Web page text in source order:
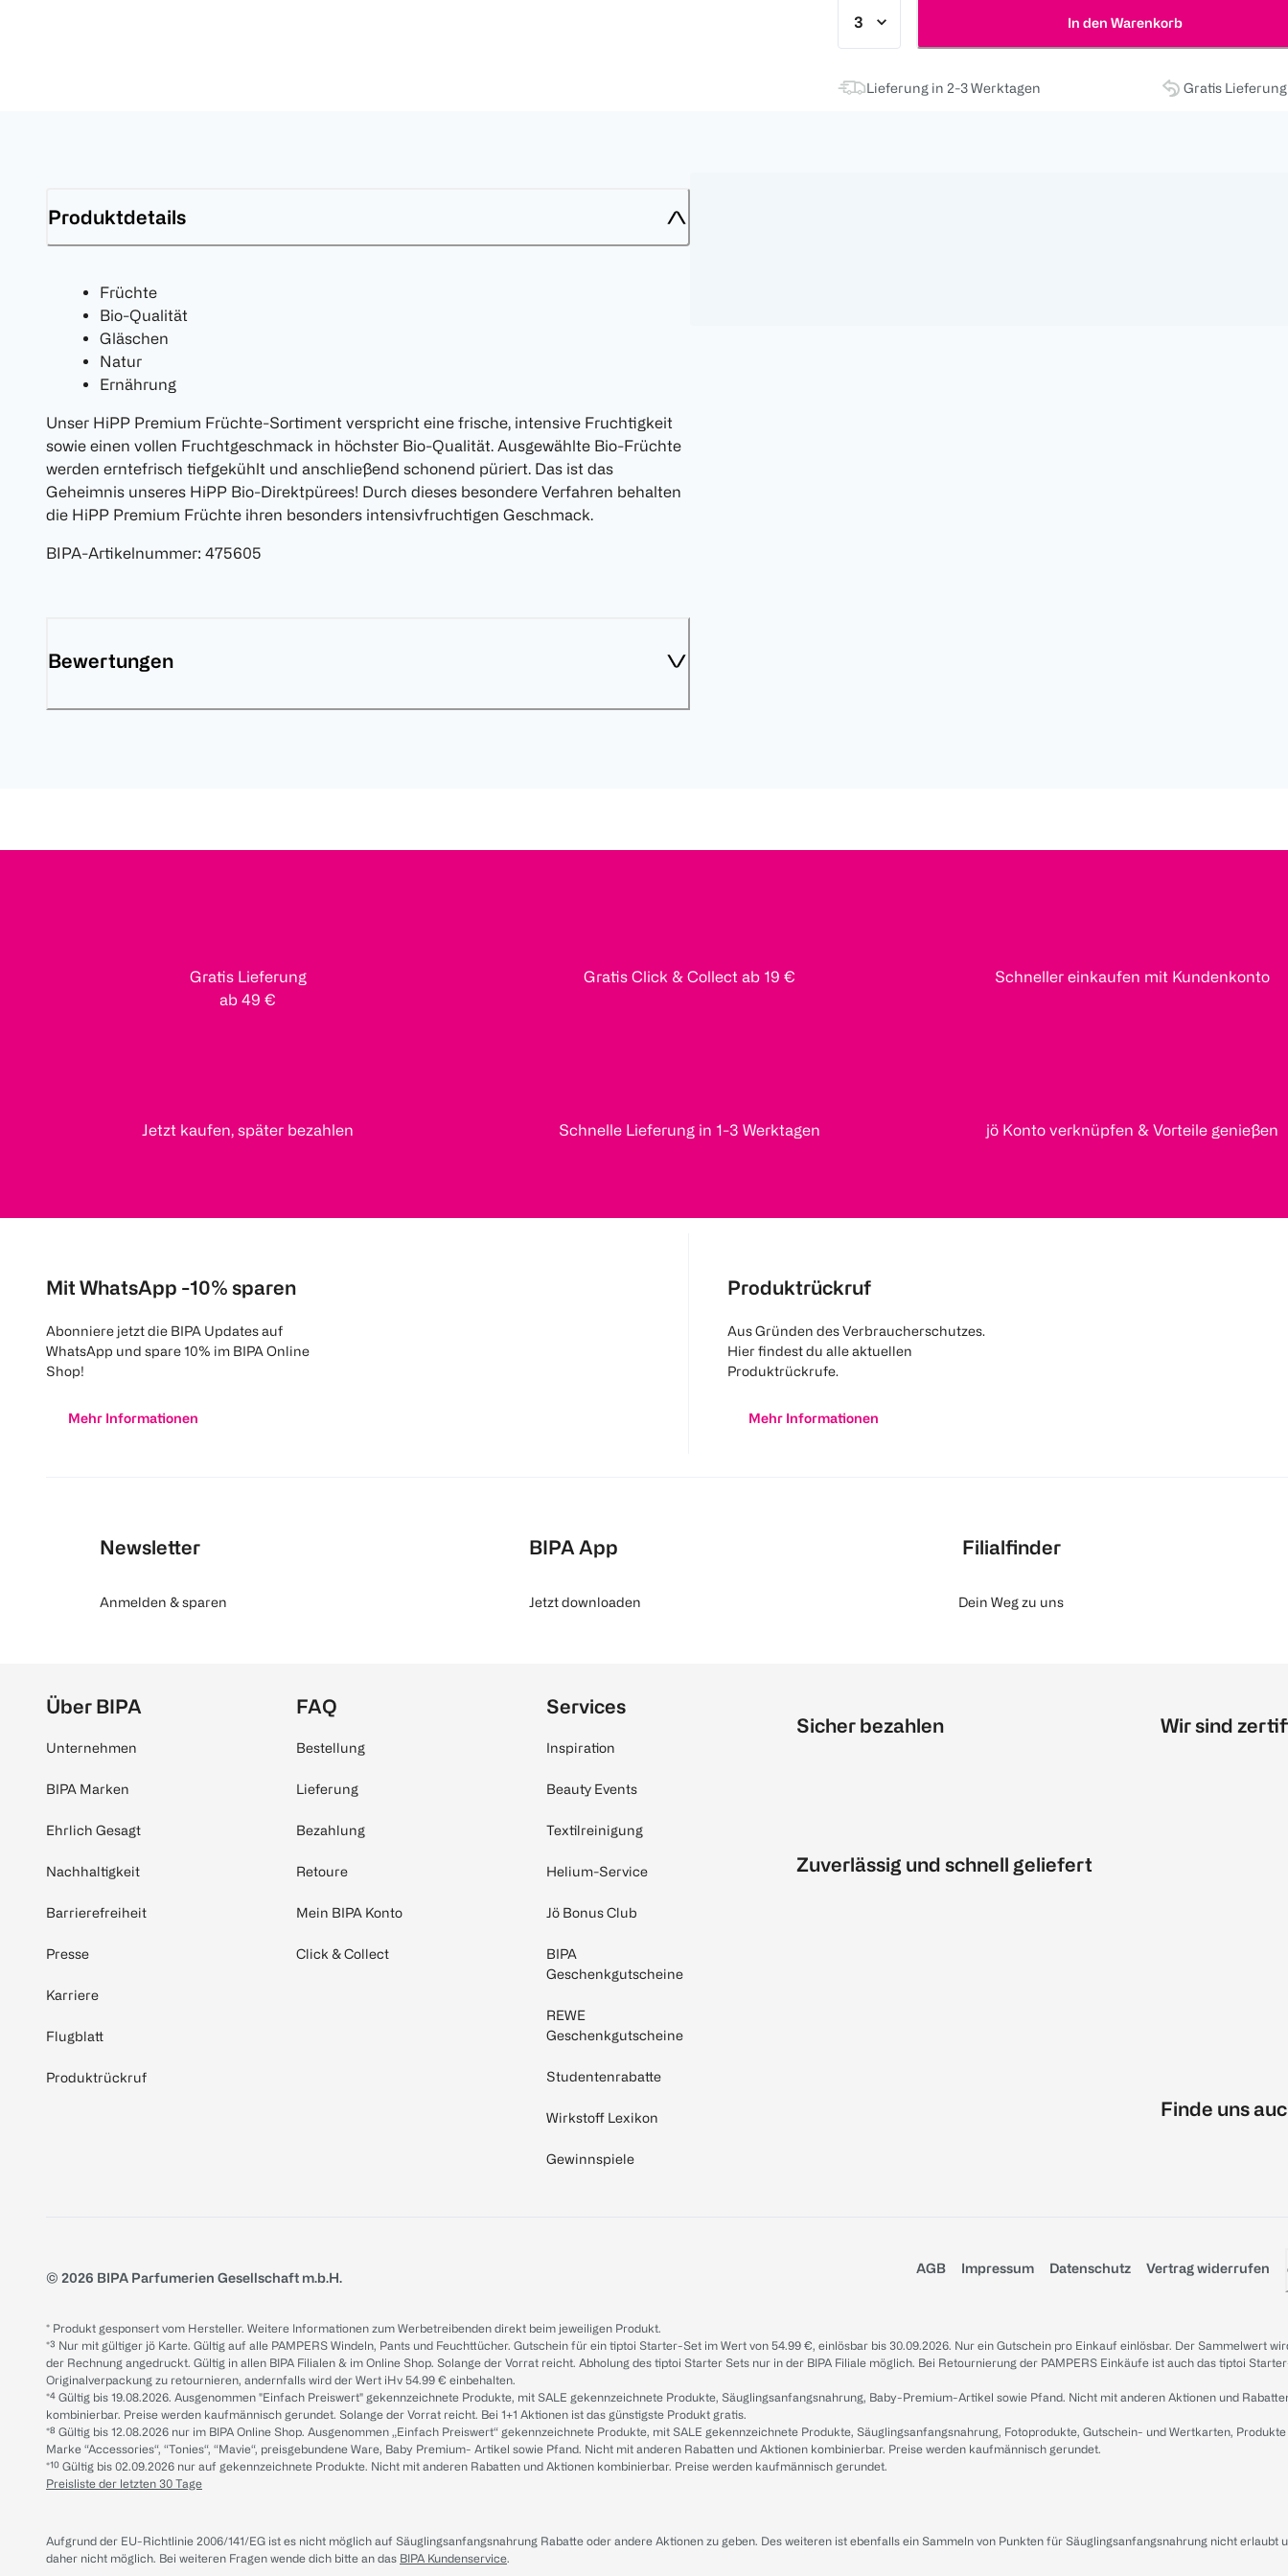
In den Warenkorb
Lieferung in 2-3 Werktagen Gratis
Produktdetails
Früchte
Bio-Qualität
Gläschen
Natur
Ernährung
Unser HiPP Premium Früchte-Sortiment verspricht eine frische, intensive Fruchtigkeit
sowie einen vollen Fruchtgeschmack in höchster Bio-Qualität. Ausgewählte Bio-Früchte
werden erntefrisch tiefgekühlt und anschließend schonend püriert. Das ist das
Geheimnis unseres HiPP Bio-Direktpürees! Durch dieses besondere Verfahren behalten
die HiPP Premium Früchte ihren besonders intensivfruchtigen Geschmack.
BIPA-Artikelnummer: 475605
Bewertungen
Gratis Lieferung
ab 49 €
Gratis Click & Collect ab 19 € Schneller einkaufen mit Kundenkonto
Jetzt kaufen, später bezahlen Schnelle Lieferung in 1-3 Werktagen jö Konto verknüpfen & Vorteile genießen
Mit WhatsApp -10% sparen
Abonniere jetzt die BIPA Updates auf
WhatsApp und spare 10% im BIPA Online
Shop!
Mehr Informationen
Produktrückruf
Aus Gründen des Verbraucherschutzes.
Hier findest du alle aktuellen
Produktrückrufe.
Mehr Informationen
Newsletter
Anmelden & sparen
BIPA App
Jetzt downloaden
Filialfinder
Dein Weg zu uns
Über BIPA
Unternehmen
BIPA Marken
Ehrlich Gesagt
Nachhaltigkeit
Barrierefreiheit
Presse
Karriere
Flugblatt
Produktrückruf
FAQ
Bestellung
Lieferung
Bezahlung
Retoure
Mein BIPA Konto
Click & Collect
Services
Inspiration
Beauty Events
Textilreinigung
Helium-Service
Jö Bonus Club
BIPA
Geschenkgutscheine
REWE
Geschenkgutscheine
Studentenrabatte
Wirkstoff Lexikon
Gewinnspiele
Sicher bezahlen
Zuverlässig und schnell geliefert
Wir sind
Finde uns
© 2026 BIPA Parfumerien Gesellschaft m.b.H.
AGB Impressum Datenschutz Vertrag widerrufen
* Produkt gesponsert vom Hersteller. Weitere Informationen zum Werbetreibenden direkt beim jeweiligen Produkt.
*³ Nur mit gültiger jö Karte. Gültig auf alle PAMPERS Windeln, Pants und Feuchttücher. Gutschein für ein tiptoi Starter-Set im Wert von 54.99 €, einlösbar bis 30.09.2026. Nur ein Gutschein pro Einkauf einlösbar. Der Sammelwert
der Rechnung angedruckt. Gültig in allen BIPA Filialen & im Online Shop. Solange der Vorrat reicht. Abholung des tiptoi Starter Sets nur in der BIPA Filiale möglich. Bei Retournierung der PAMPERS Einkäufe ist auch das tiptoi
Originalverpackung zu retournieren, andernfalls wird der Wert iHv 54.99 € einbehalten.
*⁴ Gültig bis 19.08.2026. Ausgenommen "Einfach Preiswert" gekennzeichnete Produkte, mit SALE gekennzeichnete Produkte, Säuglingsanfangsnahrung, Baby-Premium-Artikel sowie Pfand. Nicht mit anderen Aktionen und
kombinierbar. Preise werden kaufmännisch gerundet. Solange der Vorrat reicht. Bei 1+1 Aktionen ist das günstigste Produkt gratis.
*⁸ Gültig bis 12.08.2026 nur im BIPA Online Shop. Ausgenommen „Einfach Preiswert“ gekennzeichnete Produkte, mit SALE gekennzeichnete Produkte, Säuglingsanfangsnahrung, Fotoprodukte, Gutschein- und Wertkarten,
Marke “Accessories“, “Tonies“, “Mavie“, preisgebundene Ware, Baby Premium- Artikel sowie Pfand. Nicht mit anderen Rabatten und Aktionen kombinierbar. Preise werden kaufmännisch gerundet.
*¹⁰ Gültig bis 02.09.2026 nur auf gekennzeichnete Produkte. Nicht mit anderen Rabatten und Aktionen kombinierbar. Preise werden kaufmännisch gerundet.
Preisliste der letzten 30 Tage
Aufgrund der EU-Richtlinie 2006/141/EG ist es nicht möglich auf Säuglingsanfangsnahrung Rabatte oder andere Aktionen zu geben. Des weiteren ist ebenfalls ein Sammeln von Punkten für Säuglingsanfangsnahrung nicht erlaubt
daher nicht möglich. Bei weiteren Fragen wende dich bitte an das BIPA Kundenservice.